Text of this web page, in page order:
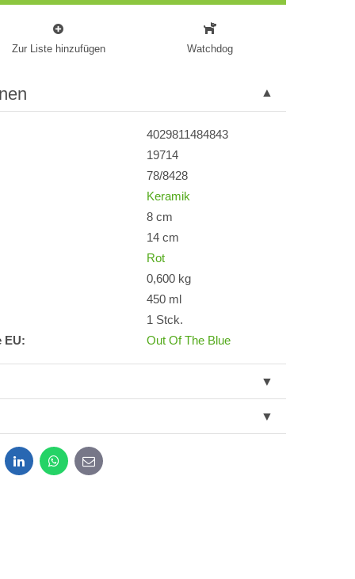
Zur Liste hinzufügen Watchdog
4029811484843
19714
78/8428
Keramik
8 cm
14 cm
Rot
0,600 kg
450 ml
1 Stck.
EU:
Out Of The Blue
LinkedInWhatsApp
E-
mail